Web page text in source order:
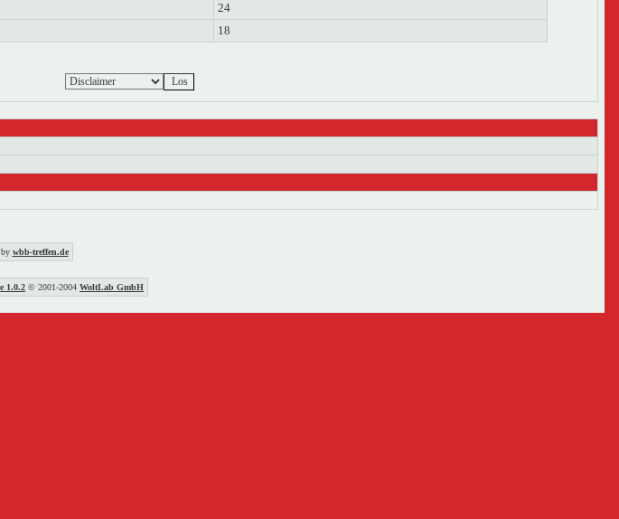
24
18
wbb-treffen.de
1.0.2 © 2001-2004 WoltLab GmbH